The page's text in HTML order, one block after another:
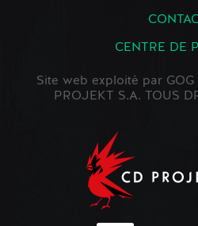
CENTRE DE
Site web exploité par GOG
PROJEKT S.A. TOUS